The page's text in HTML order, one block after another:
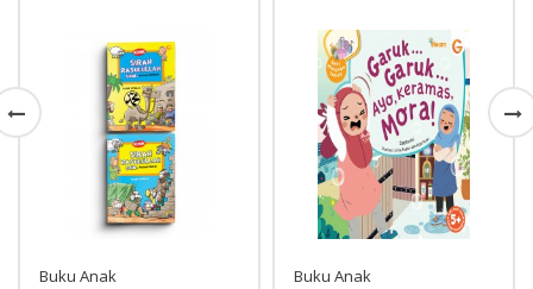
Buku Anak
Buku Anak